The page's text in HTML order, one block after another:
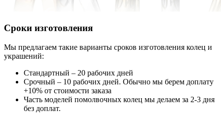
Сроки изготовления
Мы предлагаем такие варианты сроков изготовления колец и
украшений:
Стандартный – 20 рабочих дней
Срочный – 10 рабочих дней. Обычно мы берем доплату
+10% от стоимости заказа
Часть моделей помолвочных колец мы делаем за 2-3 дня
без доплат.